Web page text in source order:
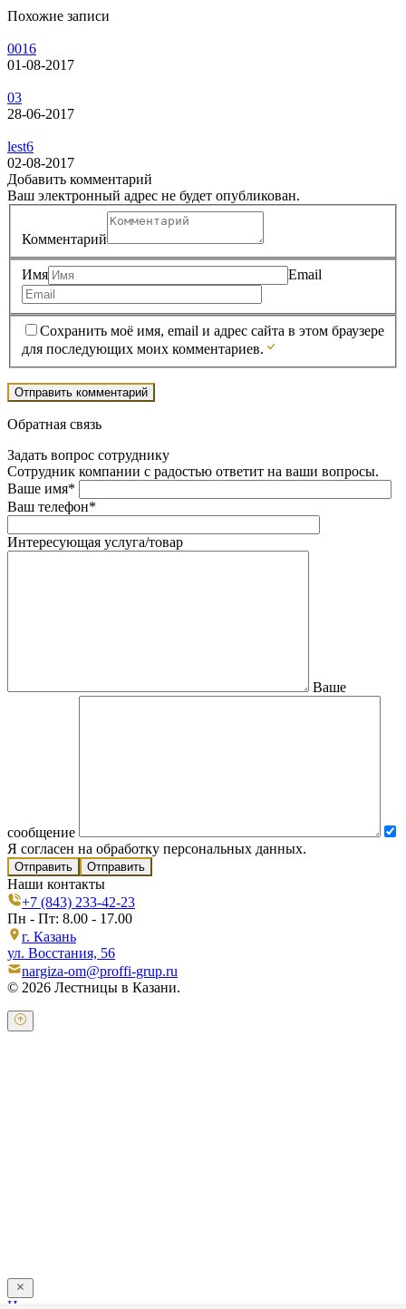
Похожие записи
0016
01-08-2017
03
28-06-2017
lest6
02-08-2017
Добавить комментарий
Ваш электронный адрес не будет опубликован.
Комментарий
Имя Email
Сохранить моё имя, email и адрес сайта в этом браузере
для последующих моих комментариев.
Обратная связь
Задать вопрос сотруднику
Сотрудник компании с радостью ответит на ваши вопросы.
Ваше имя*
Ваш телефон*
Интересующая услуга/товар
Ваше
сообщение
Я согласен на обработку персональных данных.
Отправить
Наши контакты
+7 (843) 233-42-23
Пн - Пт: 8.00 - 17.00
г. Казань
ул. Восстания, 56
nargiza-om@proffi-grup.ru
© 2026 Лестницы в Казани.
Напишите нам